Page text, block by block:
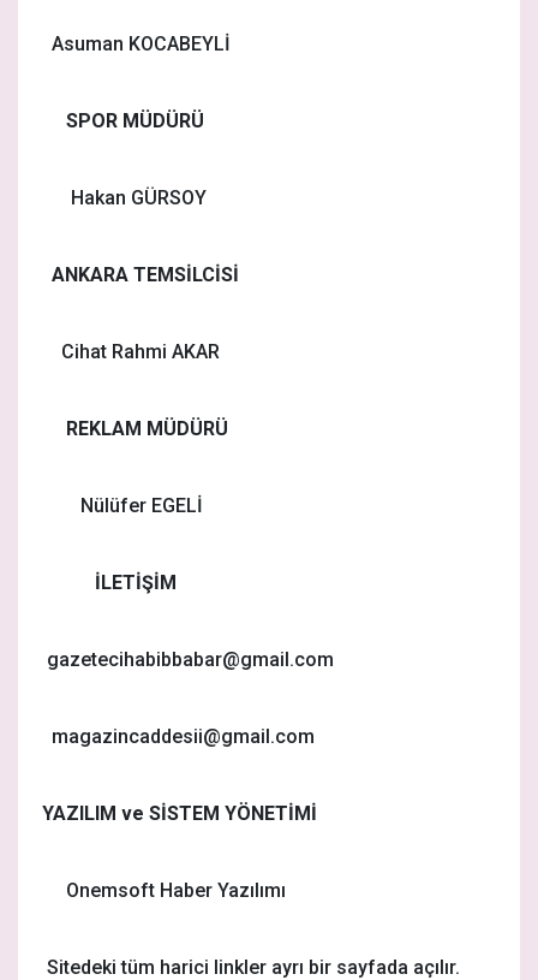
Asuman KOCABEYLİ
SPOR MÜDÜRÜ
Hakan GÜRSOY
ANKARA TEMSİLCİSİ
Cihat Rahmi AKAR
REKLAM MÜDÜRÜ
Nülüfer EGELİ
İLETİŞİM
gazetecihabibbabar@gmail.com
magazincaddesii@gmail.com
YAZILIM ve SİSTEM YÖNETİMİ
Onemsoft Haber Yazılımı
Sitedeki tüm harici linkler ayrı bir sayfada açılır.